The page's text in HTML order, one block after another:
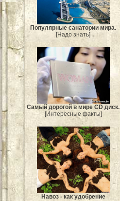
Популярные санатории мира.
[Надо знать]
Самый дорогой в мире CD диск.
[Интересные факты]
Навоз - как удобрение